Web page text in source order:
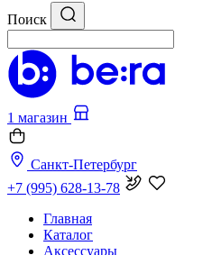
Поиск
1 магазин
Санкт-Петербург
+7 (995) 628-13-78
Главная
Каталог
Аксессуары